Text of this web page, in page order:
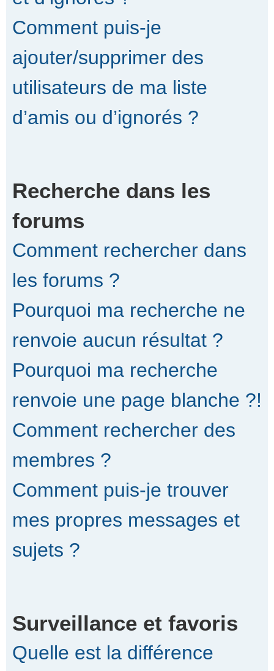
Comment puis-je
ajouter/supprimer des
utilisateurs de ma liste
d’amis ou d’ignorés ?
Recherche dans les
forums
Comment rechercher dans
les forums ?
Pourquoi ma recherche ne
renvoie aucun résultat ?
Pourquoi ma recherche
renvoie une page blanche ?!
Comment rechercher des
membres ?
Comment puis-je trouver
mes propres messages et
sujets ?
Surveillance et favoris
Quelle est la différence